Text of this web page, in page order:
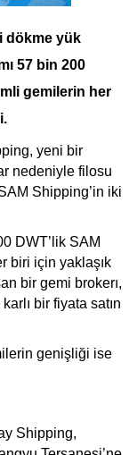
dökme yük
57 bin 200
gemilerin her
yeni bir
nedeniyle filosu
Shipping’in iki
DWT’lik SAM
biri için yaklaşık
bir gemi brokerı,
bir fiyata satın
genişliği ise
Shipping,